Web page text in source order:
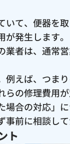
て、便器を
発生します。
者は、通常
えば、つま
らの修理費用
合の対応」
前に相談し
ト